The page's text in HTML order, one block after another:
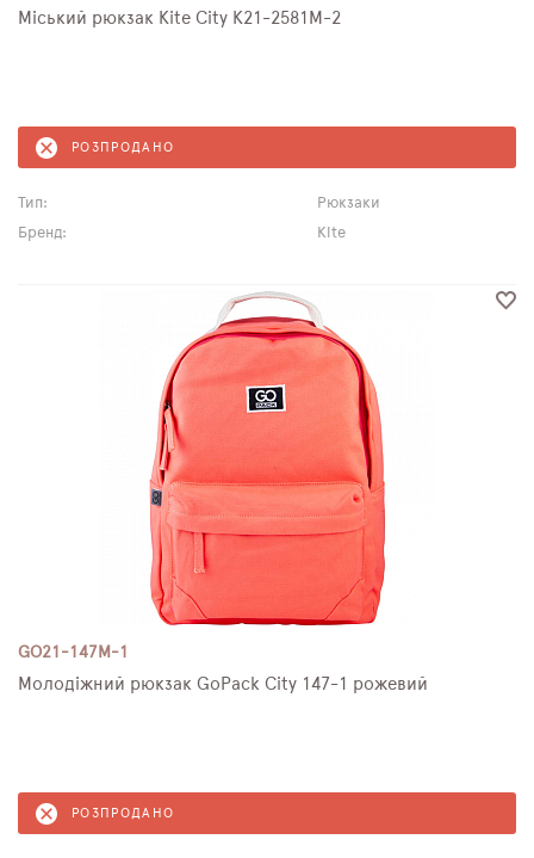
Міський рюкзак Kite City K21-2581M-2
РОЗПРОДАНО
Тип:
Рюкзаки
Бренд:
Kite
GO21-147M-1
Молодіжний рюкзак GoPack City 147-1 рожевий
РОЗПРОДАНО